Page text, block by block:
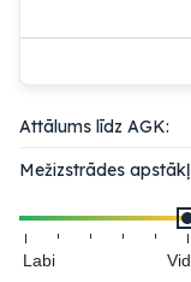
Attālums līdz AGK:
Mežizstrādes
Labi